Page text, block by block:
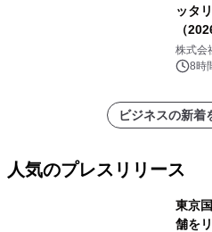
ッタ
（
（
ートを
株式会
8時
ビジネスの新着
人気のプレスリリース
東京
舗を